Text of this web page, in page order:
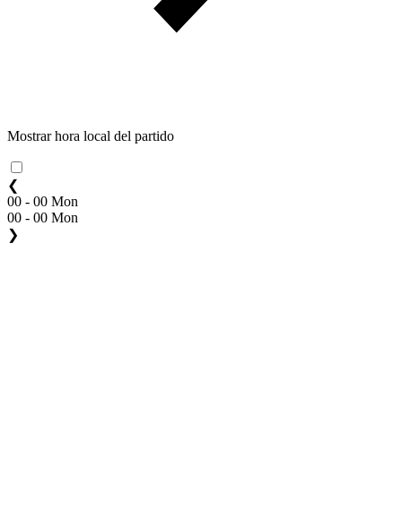
Mostrar hora local del partido
❮
00 - 00 Mon
00 - 00 Mon
❯